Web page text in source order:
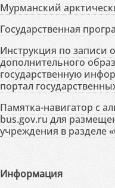
Мурманский
Государственная
Инструкция по
дополнительного
государственную
портал
Памятка-навигатор с
bus.gov.ru для
учреждения в разделе
Информация